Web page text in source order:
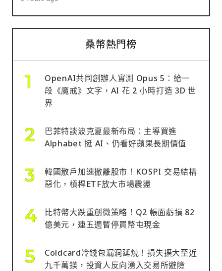
桑幣熱門榜
OpenAI共同創辦人實測 Opus 5：給一
段《魔戒》文字，AI 花 2 小時打造 3D 世
界
巴菲特談波克夏最新布局：主導買進
Alphabet 挺 AI、仍看好蘋果長期價值
韓國散戶加速撤離股市！KOSPI 交易結構
惡化，槓桿ETF放大市場震盪
比特幣大跌重創微策略！Q2 帳面虧損 82
億美元，連五週暫停買幣屯現金
Coldcard冷錢包漏洞延燒！損失擴大至近
九千萬鎂，投資人反向湧入交易所避險